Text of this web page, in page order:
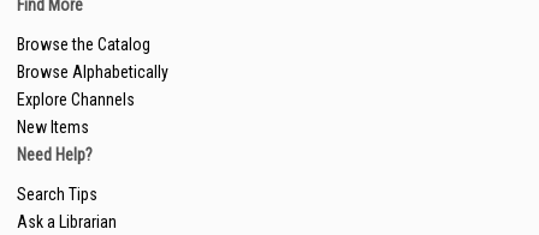
Find More
Browse the Catalog
Browse Alphabetically
Explore Channels
New Items
Need Help?
Search Tips
Ask a Librarian